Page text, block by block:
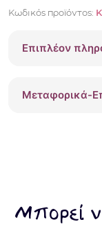
με
K5GD08KA6R4
Κωδικός προϊόντος:
Επιπλέον
Μεταφορικά-
Μπορεί